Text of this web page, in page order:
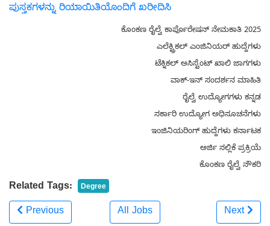
ಪುಸ್ತಕಗಳನ್ನು ರಿಯಾಯಿತಿಯೊಂದಿಗೆ ಖರೀದಿಸಿ
ಕೊಂಕಣ ರೈಲ್ವೆ ಕಾರ್ಪೊರೇಷನ್ ನೇಮಕಾತಿ 2025
ಎಲೆಕ್ಟ್ರಿಕಲ್ ಎಂಜಿನಿಯರ್ ಹುದ್ದೆಗಳು
ಟೆಕ್ನಿಕಲ್ ಅಸಿಸ್ಟೆಂಟ್ ಖಾಲಿ ಜಾಗಗಳು
ವಾಕ್-ಇನ್ ಸಂದರ್ಶನ ಮಾಹಿತಿ
ರೈಲ್ವೆ ಉದ್ಯೋಗಗಳು ಕನ್ನಡ
ಸರ್ಕಾರಿ ಉದ್ಯೋಗ ಅಧಿಸೂಚನೆಗಳು
ಇಂಜಿನಿಯರಿಂಗ್ ಹುದ್ದೆಗಳು ಕರ್ನಾಟಕ
ಅರ್ಜಿ ಸಲ್ಲಿಕೆ ಪ್ರಕ್ರಿಯೆ
ಕೊಂಕಣ ರೈಲ್ವೆ ನೌಕರಿ
Related Tags: Degree
Previous All Jobs
Next